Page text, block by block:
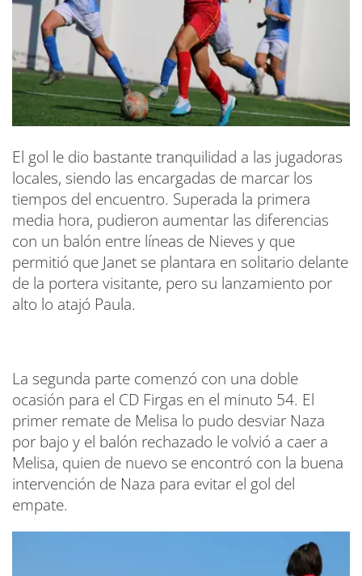
El gol le dio bastante tranquilidad a las jugadoras
locales, siendo las encargadas de marcar los
tiempos del encuentro. Superada la primera
media hora, pudieron aumentar las diferencias
con un balón entre líneas de Nieves y que
permitió que Janet se plantara en solitario delante
de la portera visitante, pero su lanzamiento por
alto lo atajó Paula.
La segunda parte comenzó con una doble
ocasión para el CD Firgas en el minuto 54. El
primer remate de Melisa lo pudo desviar Naza
por bajo y el balón rechazado le volvió a caer a
Melisa, quien de nuevo se encontró con la buena
intervención de Naza para evitar el gol del
empate.